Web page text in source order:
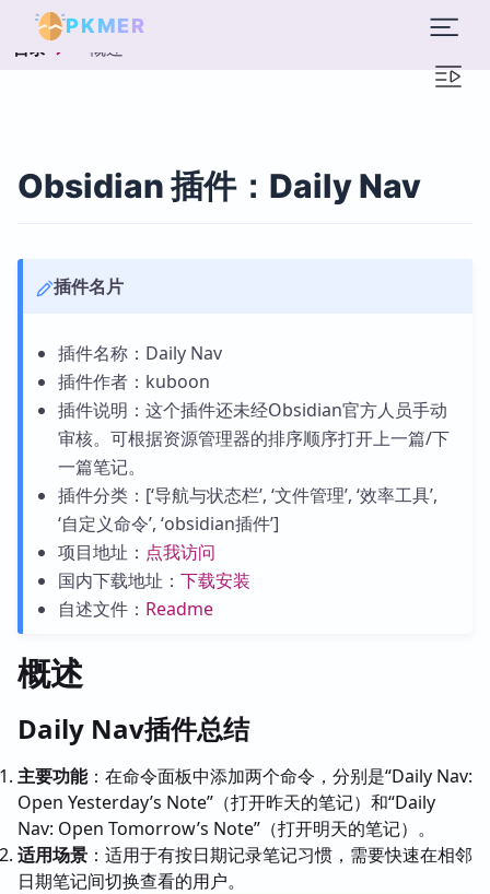
PKMER
目录 概述
Obsidian 插件：Daily Nav
插件名片
插件名称：Daily Nav
插件作者：kuboon
插件说明：这个插件还未经Obsidian官方人员手动
审核。可根据资源管理器的排序顺序打开上一篇/下
一篇笔记。
插件分类：[‘导航与状态栏’, ‘文件管理’, ‘效率工具’,
‘自定义命令’, ‘obsidian插件’]
项目地址： 点我访问
国内下载地址： 下载安装
自述文件： Readme
概述
Daily Nav插件总结
主要功能：在命令面板中添加两个命令，分别是“Daily Nav:
Open Yesterday’s Note”（打开昨天的笔记）和“Daily
Nav: Open Tomorrow’s Note”（打开明天的笔记）。
适用场景 ：适用于有按日期记录笔记习惯，需要快速在相邻
日期笔记间切换查看的用户。